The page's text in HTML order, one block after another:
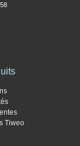
Tiweo